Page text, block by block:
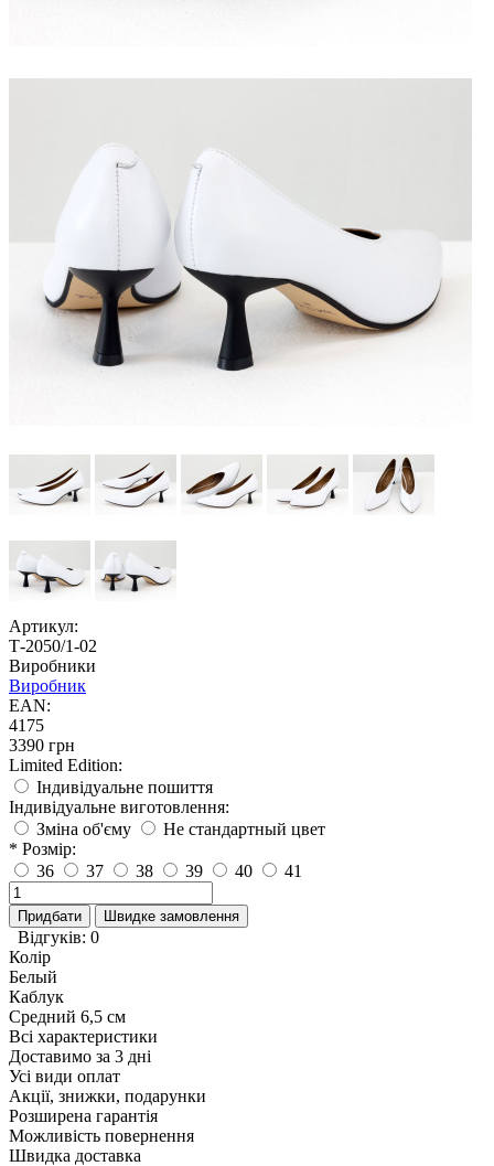
Артикул:
Т-2050/1-02
Виробники
Виробник
EAN:
4175
3390 грн
Limited Edition:
Індивідуальне пошиття
Індивідуальне виготовлення:
Зміна об'єму
Не стандартный цвет
* Розмір:
36
37 38 39 40 41
Придбати Швидке замовлення
Відгуків: 0
Колір
Белый
Каблук
Средний 6,5 см
Всі характеристики
Доставимо за 3 дні
Усі види оплат
Акції, знижки, подарунки
Розширена гарантія
Можливість повернення
Швидка доставка